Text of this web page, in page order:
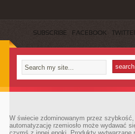
SUBSCRIBE FACEBOOK
W świecie zdominowanym przez
automatyzację rzemiosło może wydawać